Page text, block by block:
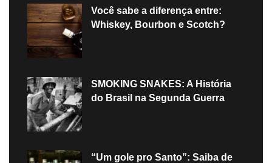
Você sabe a diferença entre:
Whiskey, Bourbon e Scotch?
SMOKING SNAKES: A História
do Brasil na Segunda Guerra
“Um gole pro Santo”: Saiba de